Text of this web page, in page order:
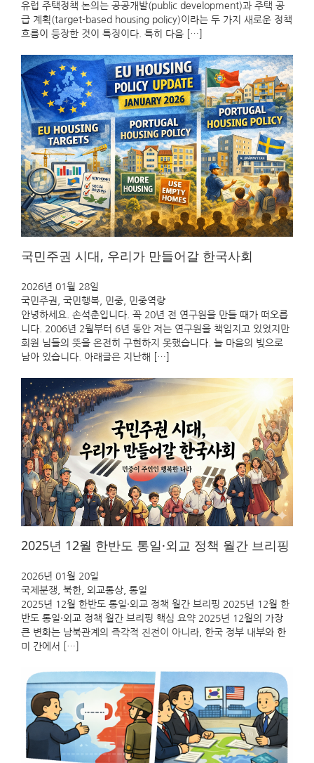
유럽 주택정책 논의는 공공개발(public development)과 주택 공
급 계획(target-based housing policy)이라는 두 가지 새로운 정책
흐름이 등장한 것이 특징이다. 특히 다음 […]
국민주권 시대, 우리가 만들어갈 한국사회
2026년 01월 28일
국민주권
국민행복 민중
민중역량
안녕하세요. 손석춘입니다. 꼭 20년 전 연구원을 만들 때가 떠오릅
니다. 2006년 2월부터 6년 동안 저는 연구원을 책임지고 있었지만
회원 님들의 뜻을 온전히 구현하지 못했습니다. 늘 마음의 빚으로
남아 있습니다. 아래글은 지난해 […]
2025년 12월 한반도 통일·외교 정책 월간 브리핑
2026년 01월 20일
국제분쟁
북한 외교통상 통일
2025년 12월 한반도 통일·외교 정책 월간 브리핑 2025년 12월 한
반도 통일·외교 정책 월간 브리핑 핵심 요약 2025년 12월의 가장
큰 변화는 남북관계의 즉각적 진전이 아니라, 한국 정부 내부와 한
미 간에서 […]